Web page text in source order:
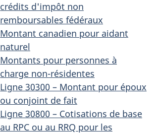
crédits d'impôt non
remboursables fédéraux
Montant canadien pour aidant
naturel
Montants pour personnes à
charge non-résidentes
Ligne 30300 – Montant pour époux
ou conjoint de fait
Ligne 30800 – Cotisations de base
au RPC ou au RRQ pour les